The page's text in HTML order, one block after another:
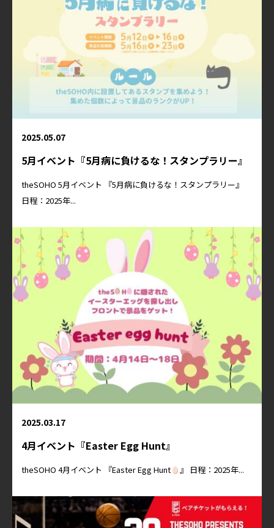
2025.05.07
5月イベント『5月病に負けるな！スタンプラリー』
theSOHO 5月イベント 『5月病に負けるな！スタンプラリー』
日程：2025年...
2025.03.17
4月イベント『Easter Egg Hunt』
theSOHO 4月イベント 『Easter Egg Hunt 』 日程：2025年...